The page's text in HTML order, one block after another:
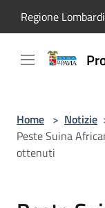
Regione
Home > Notizie
Peste Suina
ottenuti